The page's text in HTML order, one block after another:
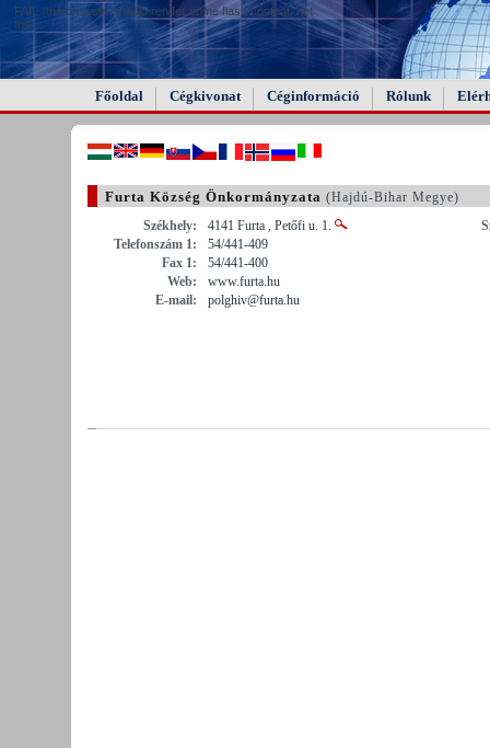
FAIL (the browser should render some flash content, not
this).
Főoldal Cégkivonat Céginformáció Rólunk
Furta Község Önkormányzata (Hajdú-Bihar Megye)
Székhely:
4141 Furta , Petőfi u. 1.
Telefonszám 1:
54/441-409
Fax 1:
54/441-400
Web:
www.furta.hu
E-mail:
polghiv@furta.hu